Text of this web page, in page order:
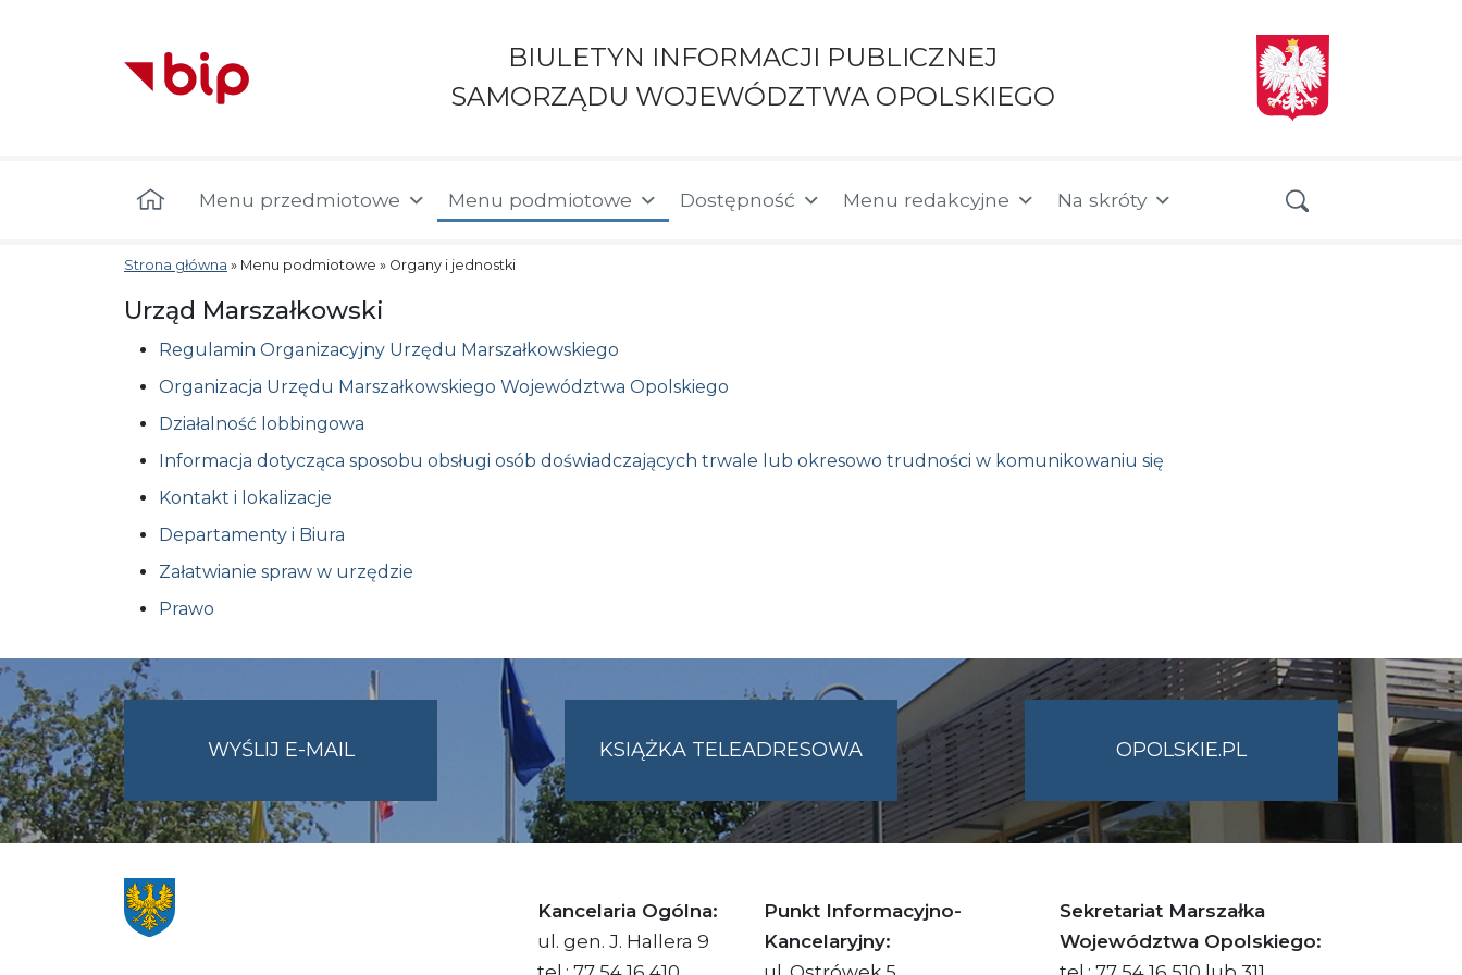
BIULETYN INFORMACJI PUBLICZNEJ
SAMORZĄDU WOJEWÓDZTWA OPOLSKIEGO
Menu przedmiotowe Menu podmiotowe Dostępność Menu redakcyjne Na skróty
Strona główna » Menu podmiotowe » Organy i jednostki
Urząd Marszałkowski
Regulamin Organizacyjny Urzędu Marszałkowskiego
Organizacja Urzędu Marszałkowskiego Województwa Opolskiego
Działalność lobbingowa
Informacja dotycząca sposobu obsługi osób doświadczających trwale lub okresowo trudności w komunikowaniu się
Kontakt i lokalizacje
Departamenty i Biura
Załatwianie spraw w urzędzie
Prawo
WYŚLIJ E-MAILNA
UMWO@OPOLSKIE.PL
KSIĄŻKA TELEADRESOWA OPOLSKIE.PL
Kancelaria Ogólna:
ul. gen. J. Hallera 9
Punkt Informacyjno-
Kancelaryjny:
Sekretariat Marszałka
Województwa Opolskiego: